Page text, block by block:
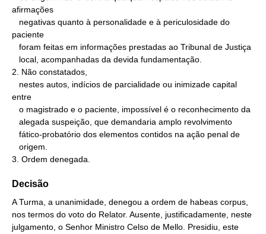
afirmações
paciente
2. Não constatados,
entre
3. Ordem denegada.
Decisão
A Turma, a unanimidade, denegou a ordem de habeas corpus,
nos termos do voto do Relator. Ausente, justificadamente, neste
julgamento, o Senhor Ministro Celso de Mello. Presidiu, este